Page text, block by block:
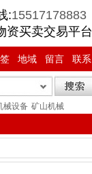
:15517178883
资买卖交易平台
地域 留言 联系
械设备 矿山机械